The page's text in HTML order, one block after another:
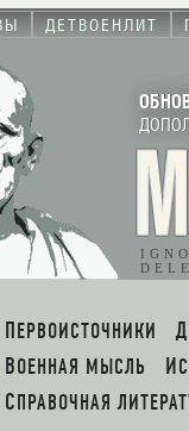
ДЕТВОЕНЛИТ
ПЕРВОИСТОЧНИКИ
ВОЕННАЯ МЫСЛЬ
СПРАВОЧНАЯ